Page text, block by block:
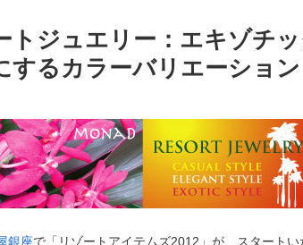
トジュエリー：エキゾチ
するカラーバリエーション
銀座で「リゾートアイテムズ2012」が、スタート